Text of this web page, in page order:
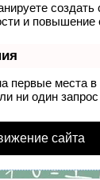
и повышение
первые места
ни один
сайта